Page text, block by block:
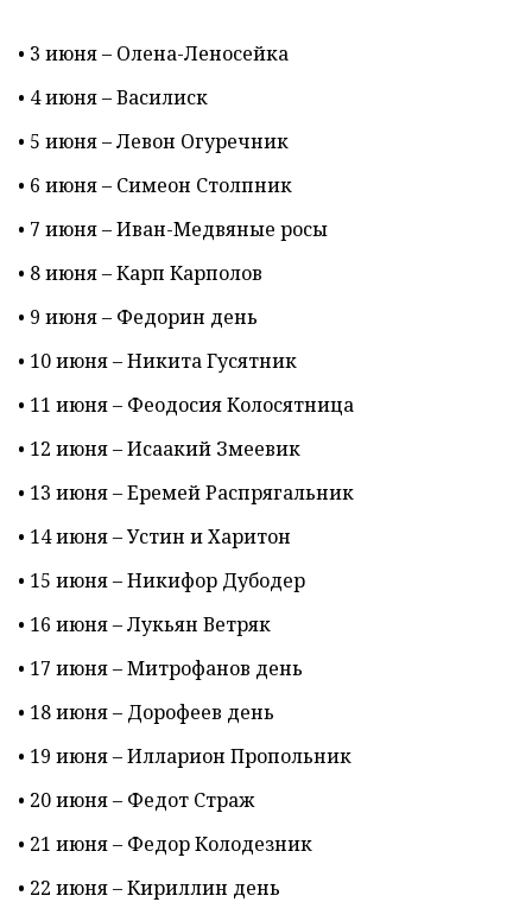
• 3 июня – Олена-Леносейка
• 4 июня – Василиск
• 5 июня – Левон Огуречник
• 6 июня – Симеон Столпник
• 7 июня – Иван-Медвяные росы
• 8 июня – Карп Карполов
• 9 июня – Федорин день
• 10 июня – Никита Гусятник
• 11 июня – Феодосия Колосятница
• 12 июня – Исаакий Змеевик
• 13 июня – Еремей Распрягальник
• 14 июня – Устин и Харитон
• 15 июня – Никифор Дубодер
• 16 июня – Лукьян Ветряк
• 17 июня – Митрофанов день
• 18 июня – Дорофеев день
• 19 июня – Илларион Пропольник
• 20 июня – Федот Страж
• 21 июня – Федор Колодезник
• 22 июня – Кириллин день